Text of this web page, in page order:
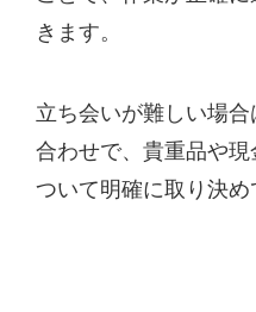
きます。
立ち会いが難しい場
合わせで、貴重品や
ついて明確に取り決め